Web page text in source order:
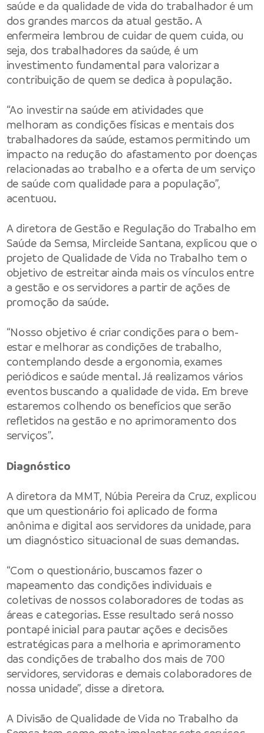
saúde e da qualidade de vida do trabalhador é um
dos grandes marcos da atual gestão. A
enfermeira lembrou de cuidar de quem cuida, ou
seja, dos trabalhadores da saúde, é um
investimento fundamental para valorizar a
contribuição de quem se dedica à população.
“Ao investir na saúde em atividades que
melhoram as condições físicas e mentais dos
trabalhadores da saúde, estamos permitindo um
impacto na redução do afastamento por doenças
relacionadas ao trabalho e a oferta de um serviço
de saúde com qualidade para a população”,
acentuou.
A diretora de Gestão e Regulação do Trabalho em
Saúde da Semsa, Mircleide Santana, explicou que o
projeto de Qualidade de Vida no Trabalho tem o
objetivo de estreitar ainda mais os vínculos entre
a gestão e os servidores a partir de ações de
promoção da saúde.
“Nosso objetivo é criar condições para o bem-
estar e melhorar as condições de trabalho,
contemplando desde a ergonomia, exames
periódicos e saúde mental. Já realizamos vários
eventos buscando a qualidade de vida. Em breve
estaremos colhendo os benefícios que serão
refletidos na gestão e no aprimoramento dos
serviços”.
Diagnóstico
A diretora da MMT, Núbia Pereira da Cruz, explicou
que um questionário foi aplicado de forma
anônima e digital aos servidores da unidade, para
um diagnóstico situacional de suas demandas.
“Com o questionário, buscamos fazer o
mapeamento das condições individuais e
coletivas de nossos colaboradores de todas as
áreas e categorias. Esse resultado será nosso
pontapé inicial para pautar ações e decisões
estratégicas para a melhoria e aprimoramento
das condições de trabalho dos mais de 700
servidores, servidoras e demais colaboradores de
nossa unidade”, disse a diretora.
A Divisão de Qualidade de Vida no Trabalho da